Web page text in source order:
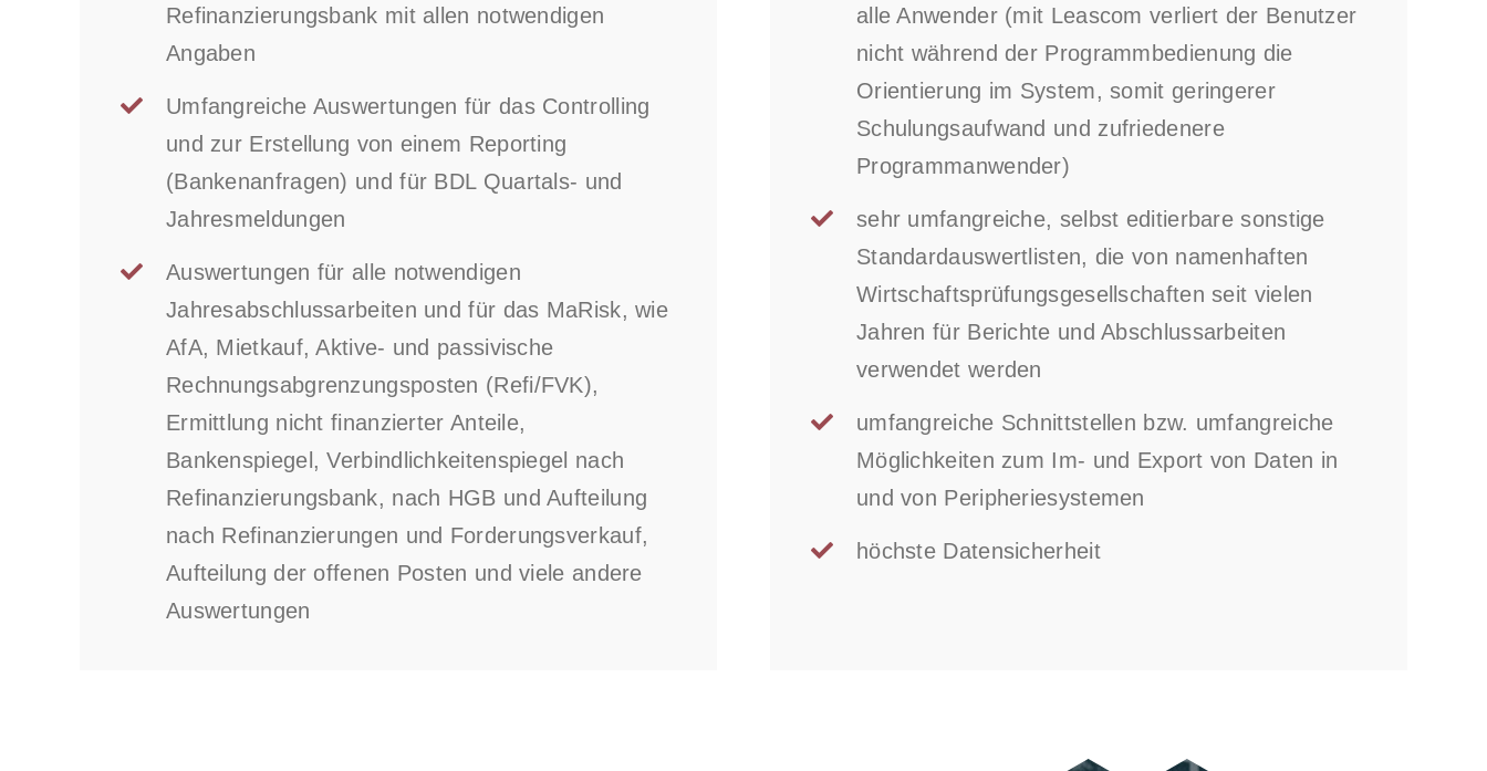
Refinanzierungsbank mit allen notwendigen
Angaben
Umfangreiche Auswertungen für das Controlling
und zur Erstellung von einem Reporting
(Bankenanfragen) und für BDL Quartals- und
Jahresmeldungen
Auswertungen für alle notwendigen
Jahresabschlussarbeiten und für das MaRisk, wie
AfA, Mietkauf, Aktive- und passivische
Rechnungsabgrenzungsposten (Refi/FVK),
Ermittlung nicht finanzierter Anteile,
Bankenspiegel, Verbindlichkeitenspiegel nach
Refinanzierungsbank, nach HGB und Aufteilung
nach Refinanzierungen und Forderungsverkauf,
Aufteilung der offenen Posten und viele andere
Auswertungen
alle Anwender (mit Leascom verliert der Benutzer
nicht während der Programmbedienung die
Orientierung im System, somit geringerer
Schulungsaufwand und zufriedenere
Programmanwender)
sehr umfangreiche, selbst editierbare sonstige
Standardauswertlisten, die von namenhaften
Wirtschaftsprüfungsgesellschaften seit vielen
Jahren für Berichte und Abschlussarbeiten
verwendet werden
umfangreiche Schnittstellen bzw. umfangreiche
Möglichkeiten zum Im- und Export von Daten in
und von Peripheriesystemen
höchste Datensicherheit